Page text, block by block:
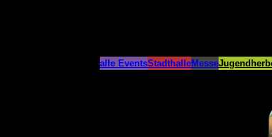
alle EventsStadthalleMesse